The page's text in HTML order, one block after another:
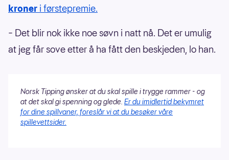
kroner i førstepremie.
– Det blir nok ikke noe søvn i natt nå. Det er umulig
at jeg får sove etter å ha fått den beskjeden, lo han.
Norsk Tipping ønsker at du skal spille i trygge rammer - og
at det skal gi spenning og glede. Er du imidlertid bekymret
for dine spillvaner, foreslår vi at du besøker våre
spillevettsider.